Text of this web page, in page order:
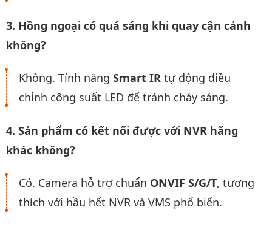
3. Hồng ngoại có quá sáng khi quay cận cảnh
không?
Không. Tính năng Smart IR tự động điều
chỉnh công suất LED để tránh cháy sáng.
4. Sản phẩm có kết nối được với NVR hãng
khác không?
Có. Camera hỗ trợ chuẩn ONVIF S/G/T, tương
thích với hầu hết NVR và VMS phổ biến.